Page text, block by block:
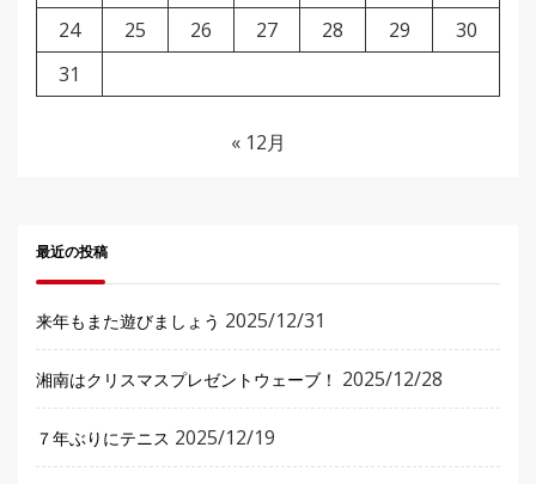
24
25 26 27 28 29
30
31
« 12月
最近の投稿
来年もまた遊びましょう 2025/12/31
湘南はクリスマスプレゼントウェーブ！ 2025/12/28
７年ぶりにテニス 2025/12/19